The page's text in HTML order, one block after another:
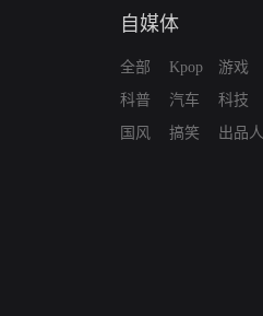
自媒体
全部
科普
国风
Kpop
汽车
搞笑
游戏
科技
出品人